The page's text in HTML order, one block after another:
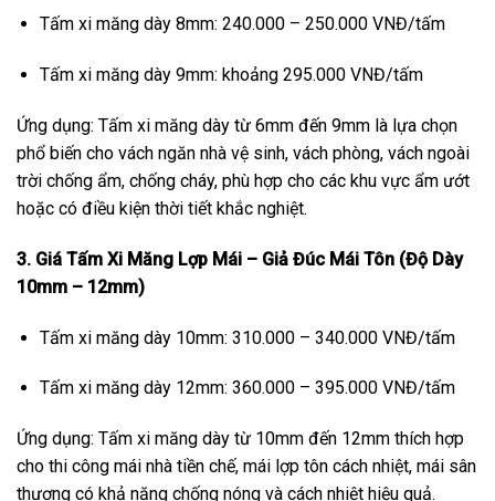
Tấm xi măng dày 8mm: 240.000 – 250.000 VNĐ/tấm
Tấm xi măng dày 9mm: khoảng 295.000 VNĐ/tấm
Ứng dụng: Tấm xi măng dày từ 6mm đến 9mm là lựa chọn
phổ biến cho vách ngăn nhà vệ sinh, vách phòng, vách ngoài
trời chống ẩm, chống cháy, phù hợp cho các khu vực ẩm ướt
hoặc có điều kiện thời tiết khắc nghiệt.
3. Giá Tấm Xi Măng Lợp Mái – Giả Đúc Mái Tôn (Độ Dày
10mm – 12mm)
Tấm xi măng dày 10mm: 310.000 – 340.000 VNĐ/tấm
Tấm xi măng dày 12mm: 360.000 – 395.000 VNĐ/tấm
Ứng dụng: Tấm xi măng dày từ 10mm đến 12mm thích hợp
cho thi công mái nhà tiền chế, mái lợp tôn cách nhiệt, mái sân
thượng có khả năng chống nóng và cách nhiệt hiệu quả.